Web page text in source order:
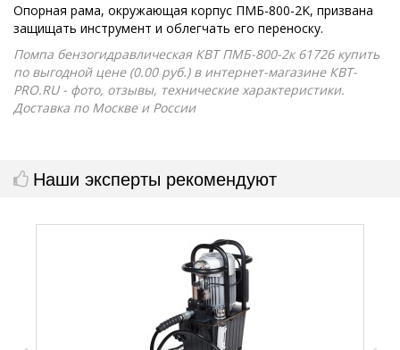
Опорная рама, окружающая корпус ПМБ-800-2K, призвана
защищать инструмент и облегчать его переноску.
Помпа бензогидравлическая КВТ ПМБ-800-2к 61726 купить
по выгодной цене (0.00 руб.) в интернет-магазине КВТ-
PRO.RU - фото, отзывы, технические характеристики.
Доставка по Москве и России
Наши эксперты рекомендуют